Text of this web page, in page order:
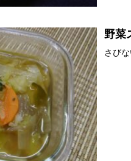
野菜
さび